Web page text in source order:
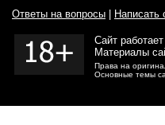
Ответы на вопросы Написать
Сайт
Материалы
Права на
Основные темы